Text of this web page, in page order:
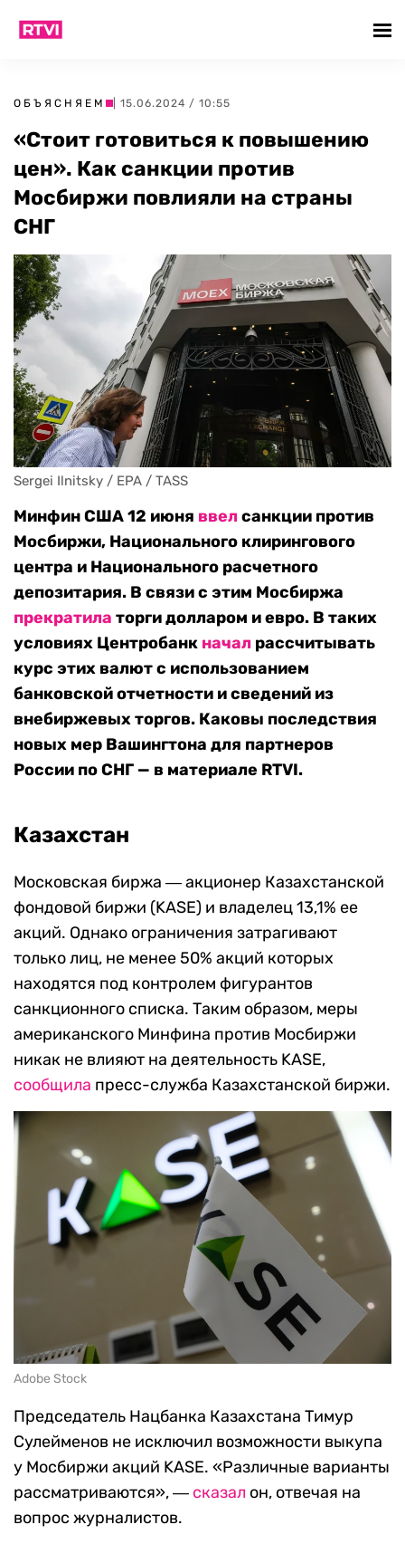
ОБЪЯСНЯЕМ | 15.06.2024 / 10:55
«Стоит готовиться к повышению
цен». Как санкции против
Мосбиржи повлияли на страны
СНГ
Sergei Ilnitsky / EPA / TASS
Минфин США 12 июня ввелсанкции против
Мосбиржи, Национального клирингового
центра и Национального расчетного
депозитария. В связи с этим Мосбиржа
прекратила торги долларом и евро. В таких
условиях Центробанк начал рассчитывать
курс этих валют с использованием
банковской отчетности и сведений из
внебиржевых торгов. Каковы последствия
новых мер Вашингтона для партнеров
России по СНГ — в материале RTVI.
Казахстан
Московская биржа ― акционер Казахстанской
фондовой биржи (KASE) и владелец 13,1% ее
акций. Однако ограничения затрагивают
только лиц, не менее 50% акций которых
находятся под контролем фигурантов
санкционного списка. Таким образом, меры
американского Минфина против Мосбиржи
никак не влияют на деятельность KASE,
сообщила пресс-служба Казахстанской биржи.
Adobe Stock
Председатель Нацбанка Казахстана Тимур
Сулейменов не исключил возможности выкупа
у Мосбиржи акций KASE. «Различные варианты
рассматриваются», ― сказал он, отвечая на
вопрос журналистов.